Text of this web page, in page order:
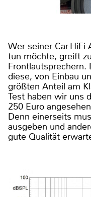
Wer seiner Car-
tun möchte, greift
Frontlautsprechern.
diese, von Einbau
größten Anteil am
Test haben wir uns
250 Euro
Denn einerseits
ausgeben und
gute Qualität